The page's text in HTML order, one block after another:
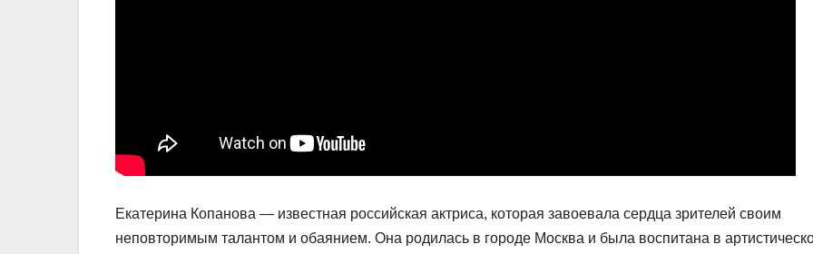
Екатерина Копанова — известная российская актриса, которая завоевала сердца зрителей своим
неповторимым талантом и обаянием. Она родилась в городе Москва и была воспитана в